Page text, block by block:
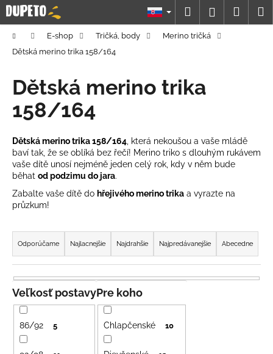
Prejsť
na
obsah
Hľadať
DomovE-shop Tričká, body
Merino tričká
Dětská merino trika 158/164
Dětská merino trika
158/164
Dětská merino trika 158/164 , která nekoušou a vaše mládě
baví tak, že se oblíká bez řečí! Merino triko s dlouhým rukávem
vaše dítě unosí nejméně jeden celý rok, kdy v něm bude
běhat od podzimu do jara.
Zabalte vaše dítě do hřejivého merino trika a vyrazte na
průzkum!
R
a
d
e
n
i
e
p
Odporúčame Najlacnejšie Najdrahšie Najpredávanejšie Abecedne
Pre koho
Chlapčenské 10
Veľkosť postavy
86/92 5
K
o
o
p
o
r
e
b
u
j
e
n
á
j